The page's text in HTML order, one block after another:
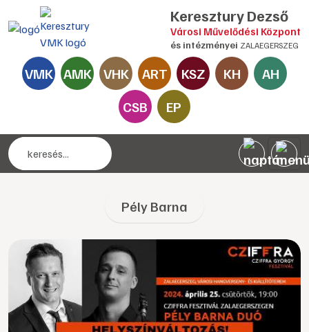
Keresztury Dezső
Városi Művelődési Központ
és intézményei ZALAEGERSZEG
VMK AMK VHK ART KSZ KH
AH
CSB
EP
Pély Barna